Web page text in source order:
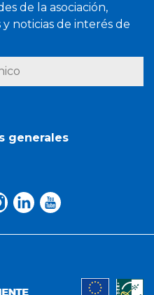
de la asociación,
noticias de interés de
generales